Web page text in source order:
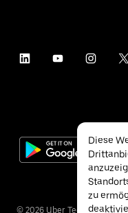
© 2026 Uber Technologies
Diese
zu